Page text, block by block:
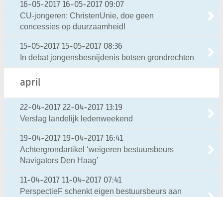
16-05-2017 16-05-2017 09:07
CU-jongeren: ChristenUnie, doe geen
concessies op duurzaamheid!
15-05-2017 15-05-2017 08:36
In debat jongensbesnijdenis botsen grondrechten
april
22-04-2017 22-04-2017 13:19
Verslag landelijk ledenweekend
19-04-2017 19-04-2017 16:41
Achtergrondartikel ‘weigeren bestuursbeurs
Navigators Den Haag’
11-04-2017 11-04-2017 07:41
PerspectieF schenkt eigen bestuursbeurs aan